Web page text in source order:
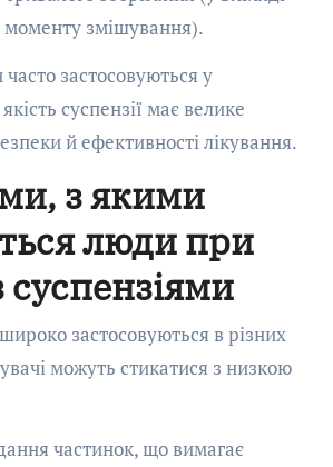
змішування).
застосовуються у
суспензії має велике
й ефективності лікування.
з якими
люди при
суспензіями
застосовуються в різних
можуть стикатися з низкою
частинок, що вимагає